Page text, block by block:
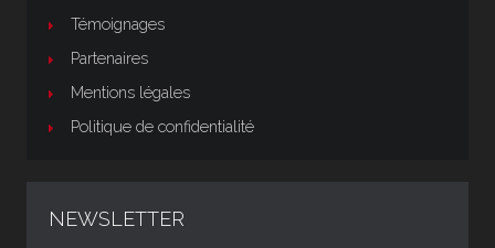
Témoignages
Partenaires
Mentions légales
Politique de confidentialité
NEWSLETTER